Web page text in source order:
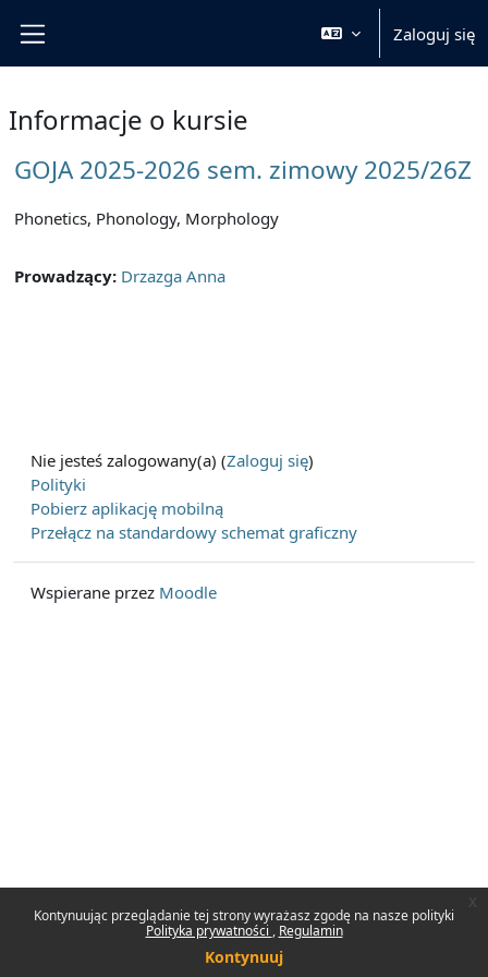
Kontynuując przeglądanie tej strony wyrażasz zgodę na nasze polityki
Polityka prywatności
Regulamin
Kontynuuj
Zaloguj się
Informacje o kursie
GOJA 2025-2026 sem. zimowy 2025/26Z
Phonetics, Phonology, Morphology
Prowadzący: Drzazga Anna
Nie jesteś zalogowany(a) (Zaloguj się)
Polityki
Pobierz aplikację mobilną
Przełącz na standardowy schemat graficzny
Wspierane przez Moodle